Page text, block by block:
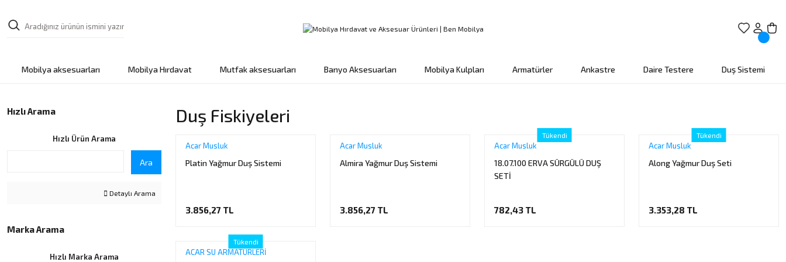
Mobilya aksesuarları Mobilya Hırdavat Mutfak aksesuarları Banyo Aksesuarları Mobilya Kulpları Armatürler Ankastre Daire Testere Duş Sistemi
Hızlı Arama
Hızlı Ürün Arama
Ara
Detaylı Arama
Marka Arama
Hızlı Marka Arama
Duş Fiskiyeleri
Acar Musluk
Platin Yağmur Duş Sistemi
3.856,27 TL
Acar Musluk
Almira Yağmur Duş Sistemi
3.856,27 TL
Tükendi
Acar Musluk
18.07.100 ERVA SÜRGÜLÜ DUŞ
SETİ
782,43 TL
Tükendi
Acar Musluk
Along Yağmur Duş Seti
3.353,28 TL
Tükendi
ACAR SU ARMATÜRLERİ